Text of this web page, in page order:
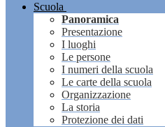
Scuola
Panoramica
Presentazione
I luoghi
Le persone
I numeri della scuola
Le carte della scuola
Organizzazione
La storia
Protezione dei dati